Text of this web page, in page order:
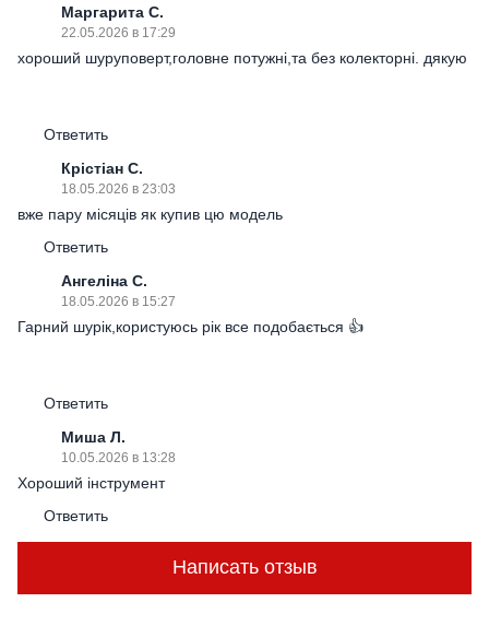
Маргарита С.
22.05.2026 в 17:29
хороший шуруповерт,головне потужні,та без колекторні. дякую
Ответить
Крістіан С.
18.05.2026 в 23:03
вже пару місяців як купив цю модель
Ответить
Ангеліна С.
18.05.2026 в 15:27
Гарний шурік,користуюсь рік все подобається 👍
Ответить
Миша Л.
10.05.2026 в 13:28
Хороший інструмент
Ответить
Написать отзыв